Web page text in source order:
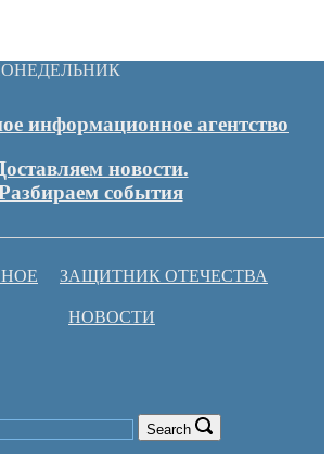
информационное агентство
новости.
события
ЗАЩИТНИК ОТЕЧЕСТВА
НОВОСТИ
Search